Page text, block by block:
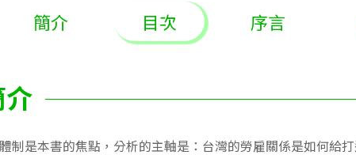
簡介 目次 序言
制是本書的焦點，分析的主軸是：台灣的勞雇關係是如何給